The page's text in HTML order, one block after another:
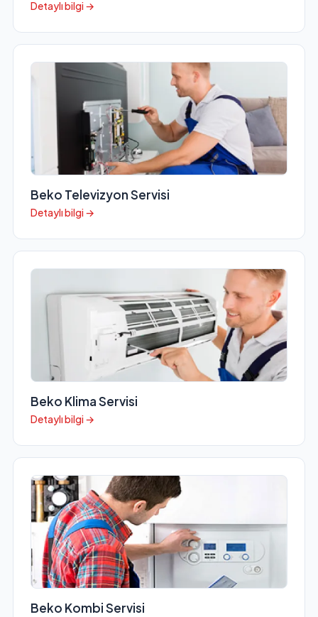
Detaylı bilgi →
Beko Televizyon Servisi
Detaylı bilgi →
Beko Klima Servisi
Detaylı bilgi →
Beko Kombi Servisi